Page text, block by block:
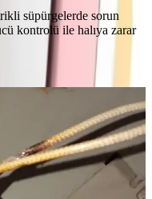
süpürgelerde sorun
kontrolü ile halıya zarar